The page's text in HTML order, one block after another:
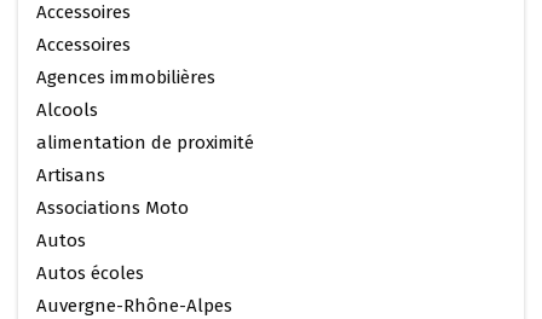
Accessoires
Accessoires
Agences immobilières
Alcools
alimentation de proximité
Artisans
Associations Moto
Autos
Autos écoles
Auvergne-Rhône-Alpes